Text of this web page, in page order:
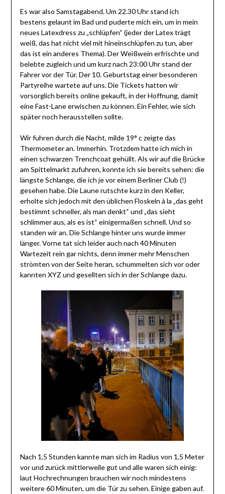
Es war also Samstagabend. Um 22.30 Uhr stand ich
bestens gelaunt im Bad und puderte mich ein, um in mein
neues Latexdress zu „schlüpfen“ (jeder der Latex trägt
weiß, das hat nicht viel mit hineinschlüpfen zu tun, aber
das ist ein anderes Thema). Der Weißwein erfrischte und
belebte zugleich und um kurz nach 23:00 Uhr stand der
Fahrer vor der Tür. Der 10. Geburtstag einer besonderen
Partyreihe wartete auf uns. Die Tickets hatten wir
vorsorglich bereits online gekauft, in der Hoffnung, damit
eine Fast-Lane erwischen zu können. Ein Fehler, wie sich
später noch herausstellen sollte.
Wir fuhren durch die Nacht, milde 19° c zeigte das
Thermometer an. Immerhin. Trotzdem hatte ich mich in
einen schwarzen Trenchcoat gehüllt. Als wir auf die Brücke
am Spittelmarkt zufuhren, konnte ich sie bereits sehen: die
längste Schlange, die ich je vor einem Berliner Club (!)
gesehen habe. Die Laune rutschte kurz in den Keller,
erholte sich jedoch mit den üblichen Floskeln à la „das geht
bestimmt schneller, als man denkt“ und „das sieht
schlimmer aus, als es ist“ einigermaßen schnell. Und so
standen wir an. Die Schlange hinter uns wurde immer
länger. Vorne tat sich leider auch nach 40 Minuten
Wartezeit rein gar nichts, denn immer mehr Menschen
strömten von der Seite heran, schummelten sich vor oder
kannten XYZ und gesellten sich in der Schlange dazu.
Nach 1,5 Stunden kannte man sich im Radius von 1,5 Meter
vor und zurück mittlerweile gut und alle waren sich einig:
laut Hochrechnungen brauchen wir noch mindestens
weitere 60 Minuten, um die Tür zu sehen. Einige gaben auf.